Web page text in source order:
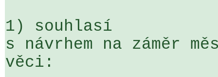
1) souhlasí
s návrhem na záměr
věci: